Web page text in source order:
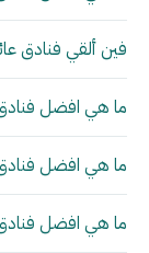
فين ألقي فنادق
ما هي افضل فنادق
ما هي افضل فنادق
ما هي افضل فنادق